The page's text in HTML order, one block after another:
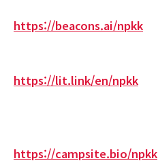
https://beacons.ai/npkk
https://lit.link/en/npkk
https://campsite.bio/npkk